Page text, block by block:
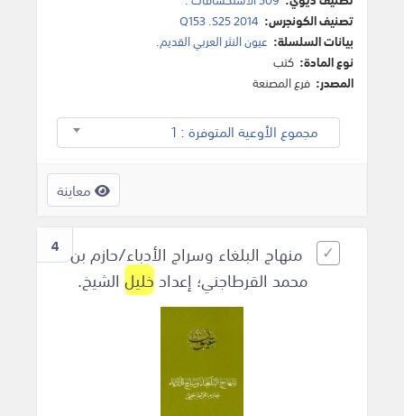
تصنيف الكونجرس: Q153 .S25 2014
بيانات السلسلة: عيون النثر العربي القديم.
نوع المادة: كتب
المصدر: فرع المصنعة
مجموع الأوعية المتوفرة : 1
معاينة
4 منهاج البلغاء وسراج الأدباء/حازم بن
محمد القرطاجني؛ إعدادخليل الشيخ.